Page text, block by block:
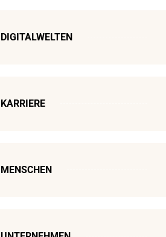
DIGITALWELTEN
KARRIERE
MENSCHEN